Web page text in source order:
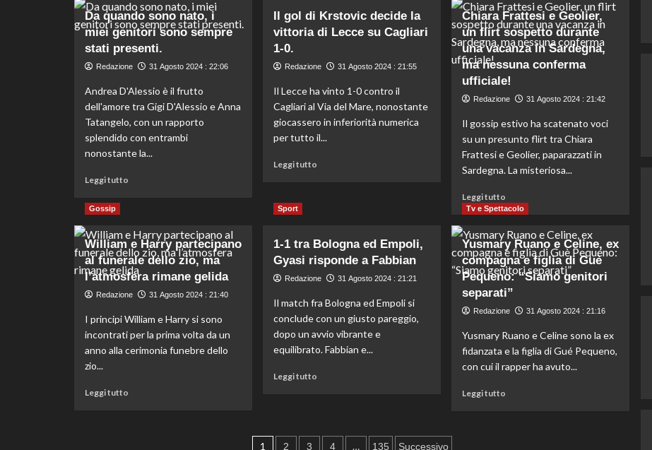
a
colpi
coltellate.
più
quando
era
un
musicista
conosciuto
con
lei
mi
estremamente
su
Giulia
Dardanelli,
la
compagna
di
vita
di
Macario/
Una
fuga
d’amore
matrimonio
a
Parigi
Da quando sono nato, i
miei genitori sono sempre
stati presenti.
Redazione 31 Agosto 2024 : 22:06
Andrea D'Alessio è il frutto
dell'amore tra Gigi D'Alessio e Anna
Tatangelo, con un rapporto
splendido con entrambi
nonostante la...
Leggi tuttoLeggi
Da
quando
sono
nato,
miei
sono
sempre
stati
Il gol di Krstovic decide la
vittoria di Lecce su Cagliari
1-0.
Redazione 31 Agosto 2024 : 21:55
Il Lecce ha vinto 1-0 contro il
Cagliari al Via del Mare, nonostante
giocassero in inferiorità numerica
per tutto il...
Leggi tuttoLeggi
di
Krstovic
decide
la
di
Lecce
su
Cagliari
0.
Chiara Frattesi e Geolier,
un flirt sospetto durante
una vacanza in Sardegna,
ma nessuna conferma
ufficiale!
Redazione 31 Agosto 2024 : 21:42
Il gossip estivo ha scatenato voci
su un presunto flirt tra Chiara
Frattesi e Geolier, paparazzati in
Sardegna. La misteriosa...
Leggi tutto
di
su
Chiara
Frattesi
e
Geolier,
flirt
durante
una
vacanza
Gossip
William e Harry partecipano
al funerale dello zio, ma
l’atmosfera rimane gelida
Redazione 31 Agosto 2024 : 21:40
I principi William e Harry si sono
incontrati per la prima volta da un
anno alla cerimonia funebre dello
zio...
Leggi tuttoLeggi
Sport
1-1 tra Bologna ed Empoli,
Gyasi risponde a Fabbian
Redazione 31 Agosto 2024 : 21:21
Il match fra Bologna ed Empoli si
conclude con un giusto pareggio,
dopo un avvio vibrante e
equilibrato. Fabbian e...
Leggi tuttoLeggi
Tv e Spettacolo
Yusmary Ruano e Celine, ex
compagna e figlia di Guè
Pequeno: “Siamo genitori
separati”
Redazione 31 Agosto 2024 : 21:16
Yusmary Ruano e Celine sono la ex
fidanzata e la figlia di Gué Pequeno,
con cui il rapper ha avuto...
Leggi tutto
1 2 3 4 … 135 Successivo